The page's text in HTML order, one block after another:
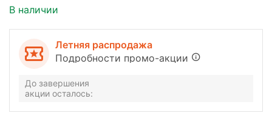
В наличии
Летняя распродажа
Подробности промо-акции
До завершения
акции осталось: